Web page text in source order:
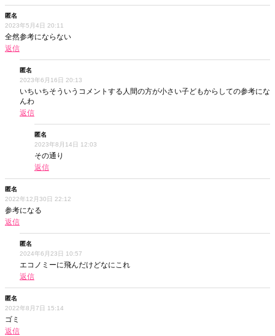
匿名
2023年5月4日 20:11
全然参考にならない
返信
匿名
2023年6月16日 20:13
いちいちそういうコメントする人間の方が小さい子どもからしての参考にな
んわ
返信
匿名
2023年8月14日 12:03
その通り
返信
匿名
2022年12月30日 22:12
参考になる
返信
匿名
2024年6月23日 10:57
エコノミーに飛んだけどなにこれ
返信
匿名
2022年8月7日 15:14
ゴミ
返信